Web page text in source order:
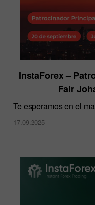
InstaForex –
Fair
Te esperamos en el
17.09.2025